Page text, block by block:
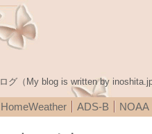
グ（My blog is written by
HomeWeather ADS-B NOAA